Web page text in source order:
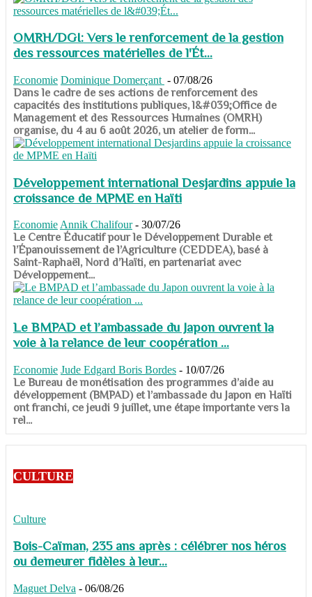
OMRH/DGI: Vers le renforcement de la gestion
des ressources matérielles de l'Ét...
Economie Dominique Domerçant - 07/08/26
Dans le cadre de ses actions de renforcement des
capacités des institutions publiques, l&#039;Office de
Management et des Ressources Humaines (OMRH)
organise, du 4 au 6 août 2026, un atelier de form...
Développement international Desjardins appuie la
croissance de MPME en Haïti
Economie Annik Chalifour - 30/07/26
​​​​​​​Le Centre Éducatif pour le Développement Durable et
l’Épanouissement de l’Agriculture (CEDDEA), basé à
Saint-Raphaël, Nord d’Haïti, en partenariat avec
Développement...
Le BMPAD et l’ambassade du Japon ouvrent la
voie à la relance de leur coopération ...
Economie Jude Edgard Boris Bordes - 10/07/26
​​​​​​​Le Bureau de monétisation des programmes d’aide au
développement (BMPAD) et l’ambassade du Japon en Haïti
ont franchi, ce jeudi 9 juillet, une étape importante vers la
rel...
CULTURE
Culture
Bois-Caïman, 235 ans après : célébrer nos héros
ou demeurer fidèles à leur...
Maguet Delva - 06/08/26